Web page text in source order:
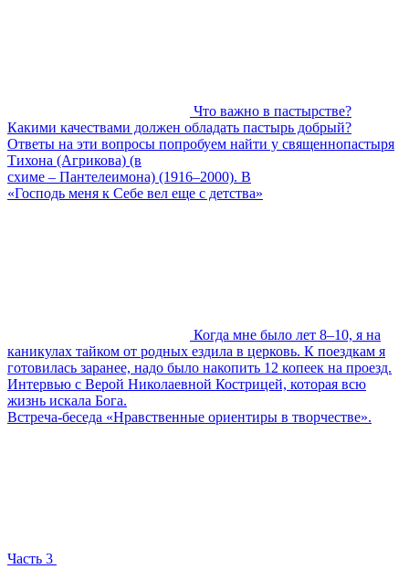
Что важно в пастырстве?
Какими качествами должен обладать пастырь добрый?
Ответы на эти вопросы попробуем найти у священнопастыря
Тихона (Агрикова) (в
схиме – Пантелеимона) (1916–2000). В
«Господь меня к Себе вел еще с детства»
Когда мне было лет 8–10, я на
каникулах тайком от родных ездила в церковь. К поездкам я
готовилась заранее, надо было накопить 12 копеек на проезд.
Интервью с Верой Николаевной Кострицей, которая всю
жизнь искала Бога.
Встреча-беседа «Нравственные ориентиры в творчестве».
Часть 3